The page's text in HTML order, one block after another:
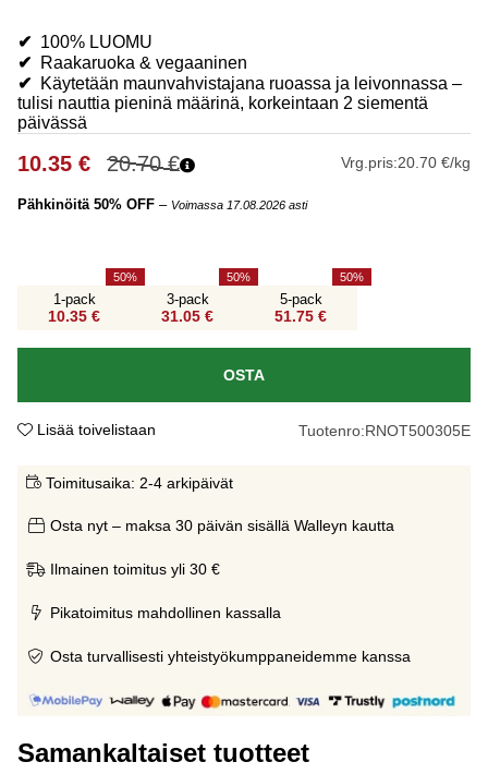
✔ 100% LUOMU
✔ Raakaruoka & vegaaninen
✔ Käytetään maunvahvistajana ruoassa ja leivonnassa –
tulisi nauttia pieninä määrinä, korkeintaan 2 siementä
päivässä
20.70€
10.35 € Vrg.pris:20.70 €/kg
Pähkinöitä 50% OFF – Voimassa 17.08.2026 asti
1-pack
10.35 €
50
3-pack
31.05 €
50
5-pack
51.75 €
50
OSTA
Lisää toivelistaan Tuotenro:RNOT500305E
Toimitusaika: 2-4 arkipäivät
Osta nyt – maksa 30 päivän sisällä Walleyn kautta
Ilmainen toimitus yli 30 €
Pikatoimitus mahdollinen kassalla
Osta turvallisesti yhteistyökumppaneidemme kanssa
Samankaltaiset tuotteet